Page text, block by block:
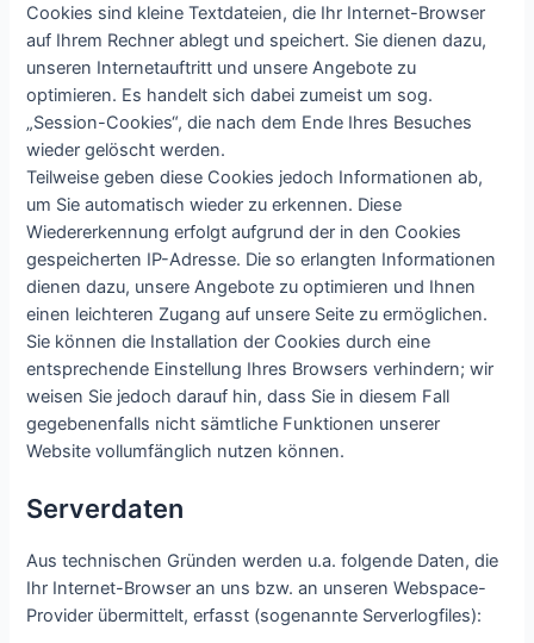
Cookies sind kleine Textdateien, die Ihr Internet-Browser
auf Ihrem Rechner ablegt und speichert. Sie dienen dazu,
unseren Internetauftritt und unsere Angebote zu
optimieren. Es handelt sich dabei zumeist um sog.
„Session-Cookies“, die nach dem Ende Ihres Besuches
wieder gelöscht werden.
Teilweise geben diese Cookies jedoch Informationen ab,
um Sie automatisch wieder zu erkennen. Diese
Wiedererkennung erfolgt aufgrund der in den Cookies
gespeicherten IP-Adresse. Die so erlangten Informationen
dienen dazu, unsere Angebote zu optimieren und Ihnen
einen leichteren Zugang auf unsere Seite zu ermöglichen.
Sie können die Installation der Cookies durch eine
entsprechende Einstellung Ihres Browsers verhindern; wir
weisen Sie jedoch darauf hin, dass Sie in diesem Fall
gegebenenfalls nicht sämtliche Funktionen unserer
Website vollumfänglich nutzen können.
Serverdaten
Aus technischen Gründen werden u.a. folgende Daten, die
Ihr Internet-Browser an uns bzw. an unseren Webspace-
Provider übermittelt, erfasst (sogenannte Serverlogfiles):